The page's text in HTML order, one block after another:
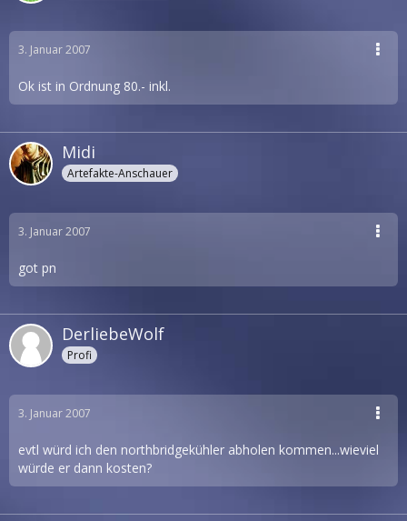
3. Januar 2007
Ok ist in Ordnung 80.- inkl.
Midi
Artefakte-Anschauer
3. Januar 2007
got pn
DerliebeWolf
Profi
3. Januar 2007
evtl würd ich den northbridgekühler abholen kommen...wieviel
würde er dann kosten?